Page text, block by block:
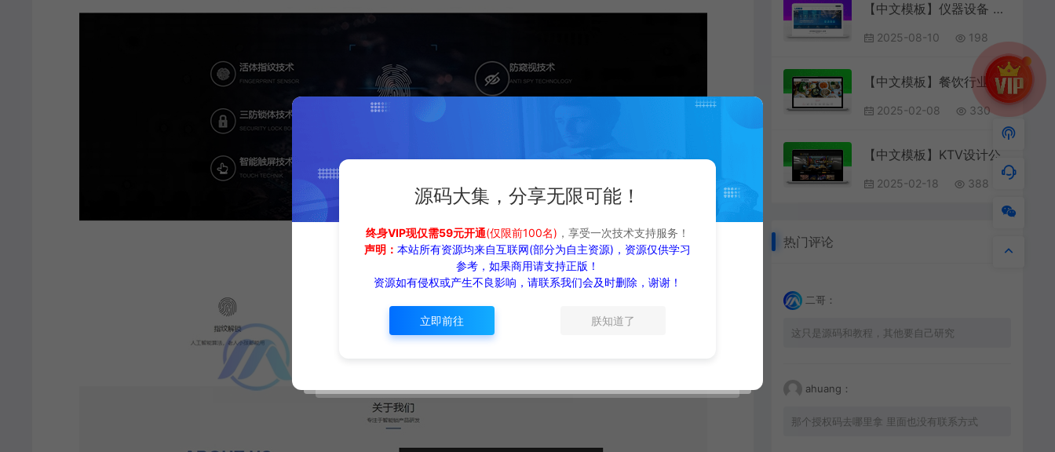
【中文模板】仪器设备 蓝色款 响应式模板包含html+CSS+Js+字体文件全套
2025-08-10 198
【中文模板】餐饮行业 浅粉款 响应式模板
2025-02-08 330
2025-02-18 388
热门评论
二哥：
这只是源码和教程，其他要自己研究
ahuang：
那个授权码去哪里拿 里面也没有联系方式
源码大集，分享无限可能！
终身VIP现仅需59元开通(仅限前100名) ，享受一次技术支持服务！
声明： 本站所有资源均来自互联网(部分为自主资源)，资源仅供学习
参考，如果商用请支持正版！
资源如有侵权或产生不良影响，请联系我们会及时删除，谢谢！
立即前往 朕知道了